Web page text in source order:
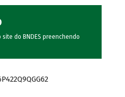
do BNDES preenchendo